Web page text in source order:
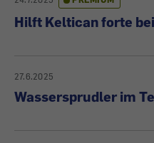
Hilft Keltican forte
27.6.2025
Wassersprudler im